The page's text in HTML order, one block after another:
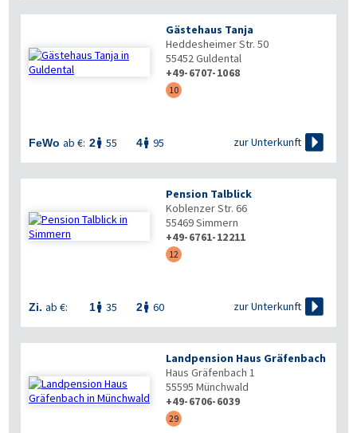
Gästehaus Tanja
Heddesheimer Str. 50
55452Guldental
+49-6707-1068
10
FeWo ab €: 2 55 4 95 zur Unterkunft 
Pension Talblick
Koblenzer Str. 66
55469Simmern
+49-6761-12211
12
Zi. ab €: 1 35 2 60 zur Unterkunft 
Landpension Haus Gräfenbach
Haus Gräfenbach 1
55595 Münchwald
+49-6706-6039
29